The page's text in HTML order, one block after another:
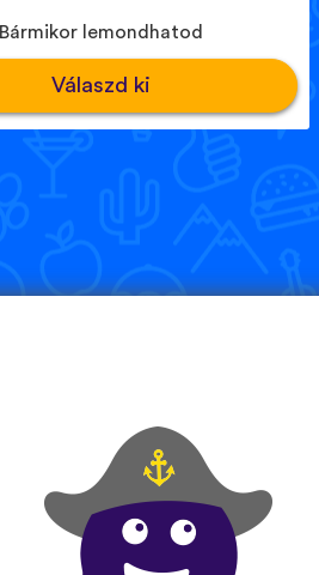
Bármikor lemondhatod
Válaszd ki